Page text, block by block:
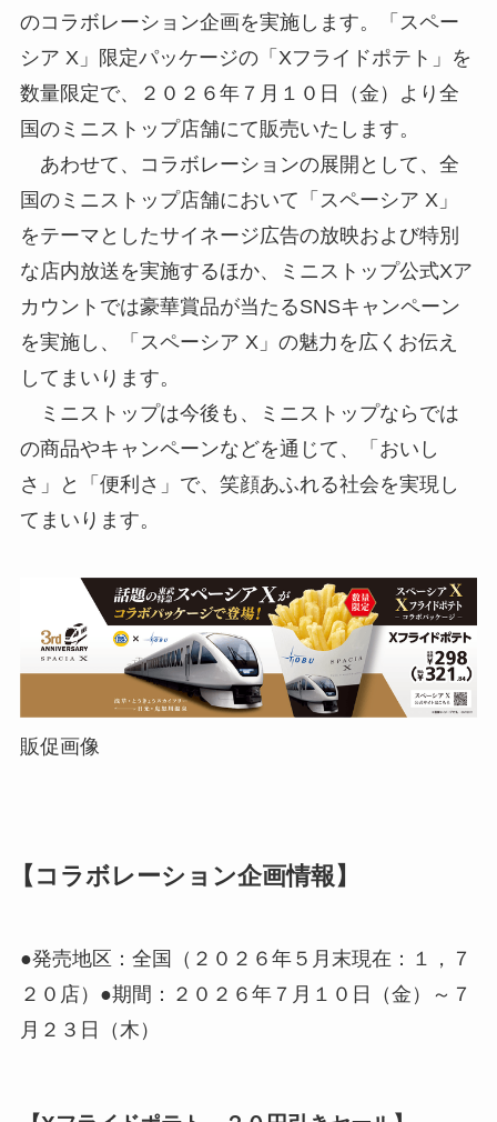
のコラボレーション企画を実施します。「スペー
シア X」限定パッケージの「Xフライドポテト」を
数量限定で、２０２６年７月１０日（金）より全
国のミニストップ店舗にて販売いたします。
あわせて、コラボレーションの展開として、全
国のミニストップ店舗において「スペーシア X」
をテーマとしたサイネージ広告の放映および特別
な店内放送を実施するほか、ミニストップ公式Xア
カウントでは豪華賞品が当たるSNSキャンペーン
を実施し、「スペーシア X」の魅力を広くお伝え
してまいります。
ミニストップは今後も、ミニストップならでは
の商品やキャンペーンなどを通じて、「おいし
さ」と「便利さ」で、笑顔あふれる社会を実現し
てまいります。
販促画像
【コラボレーション企画情報】
●発売地区：全国（２０２６年５月末現在：１，７
２０店）●期間：２０２６年７月１０日（金）～７
月２３日（木）